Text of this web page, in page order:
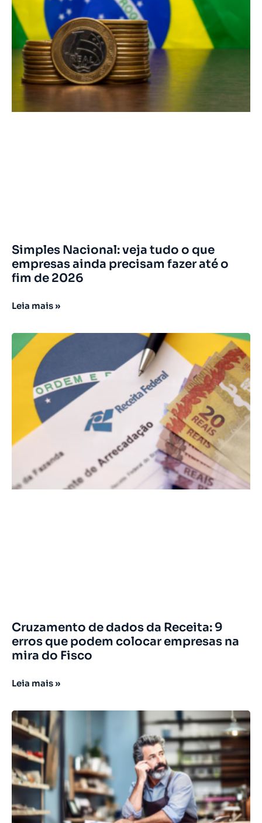
Simples Nacional: veja tudo o que
empresas ainda precisam fazer até o
fim de 2026
Leia mais »
Cruzamento de dados da Receita: 9
erros que podem colocar empresas na
mira do Fisco
Leia mais »